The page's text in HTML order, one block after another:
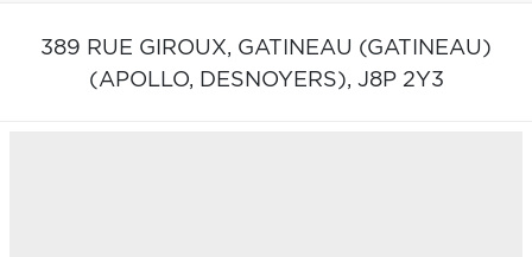
389 RUE GIROUX, GATINEAU (GATINEAU)
(APOLLO, DESNOYERS), J8P 2Y3